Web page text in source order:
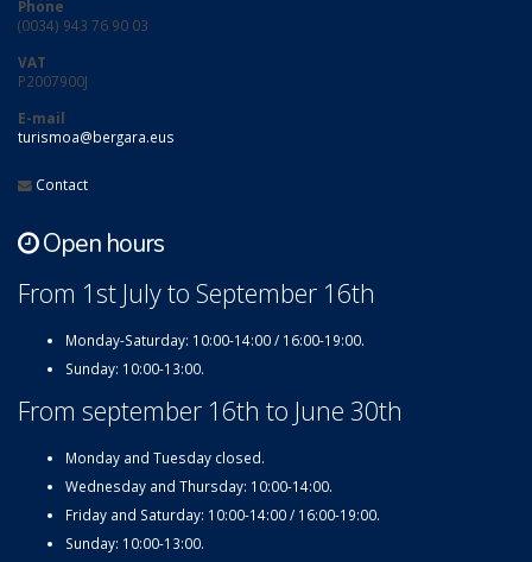
Phone
(0034) 943 76 90 03
VAT
P2007900J
E-mail
turismoa@bergara.eus
Contact
Open hours
From 1st July to September 16th
Monday-Saturday: 10:00-14:00 / 16:00-19:00.
Sunday: 10:00-13:00.
From september 16th to June 30th
Monday and Tuesday closed.
Wednesday and Thursday: 10:00-14:00.
Friday and Saturday: 10:00-14:00 / 16:00-19:00.
Sunday: 10:00-13:00.